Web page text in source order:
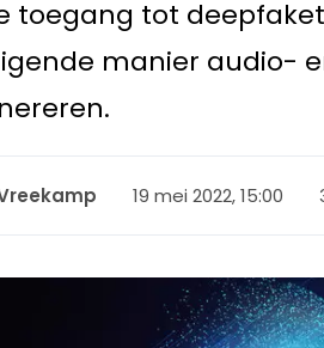
toegang tot
manier audio-
19 mei 2022, 15:00